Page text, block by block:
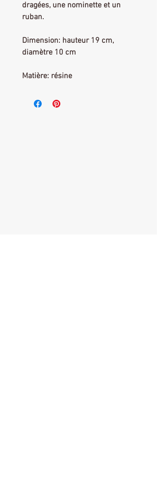
dragées, une nominette et un
ruban.
Dimension: hauteur 19 cm,
diamètre 10 cm
Matière: résine